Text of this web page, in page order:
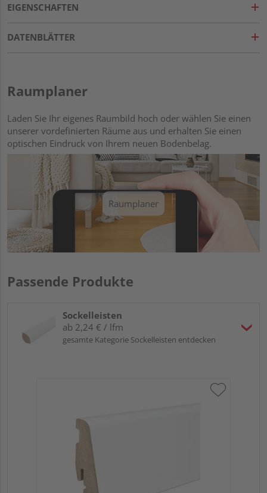
EIGENSCHAFTEN
DATENBLÄTTER
Raumplaner
Laden Sie Ihr eigenes Raumbild hoch oder wählen Sie einen
unserer vordefinierten Räume aus und erhalten Sie einen
optischen Eindruck von Ihrem neuen Bodenbelag.
Raumplaner
Passende Produkte
Sockelleisten
ab 2,24 € / lfm
gesamte Kategorie Sockelleisten entdecken